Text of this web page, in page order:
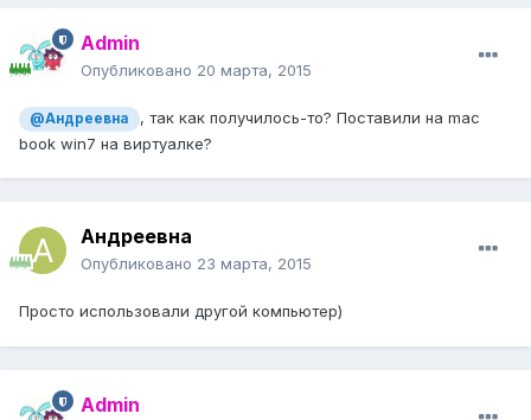
Admin
Опубликовано 20 марта, 2015
@Андреевна
, так как получилось-то? Поставили на mac
book win7 на виртуалке?
Андреевна
Опубликовано 23 марта, 2015
Просто использовали другой компьютер)
Admin